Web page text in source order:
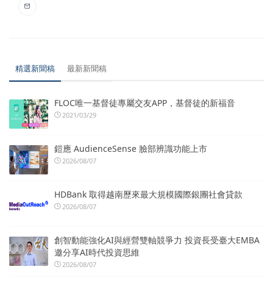
精選新聞稿 最新新聞稿
FLOC唯一基督徒專屬交友APP，基督徒的新福音
2021/03/29
鎧應 AudienceSense 臉部辨識功能上市
2026/08/07
HDBank 取得越南歷來最大規模國際銀團社會貸款
2026/08/07
創智動能強化AI與經營雙軸競爭力 投資長受臺大EMBA
邀分享AI時代投資思維
2026/08/07